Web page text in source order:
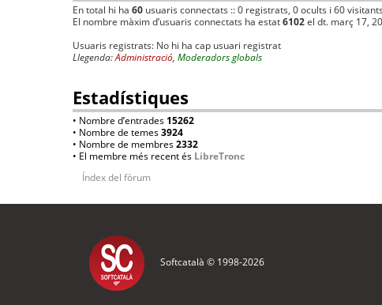
En total hi ha 60 usuaris connectats :: 0 registrats, 0 ocults i 60
El nombre màxim d’usuaris connectats ha estat6102el dt. març 17,
Usuaris registrats: No hi ha cap usuari registrat
Llegenda:Administració, Moderadors globals
Estadístiques
• Nombre d’entrades 15262
• Nombre de temes3924
• Nombre de membres2332
• El membre més recent és LibreTronc
Índex del fòrum
Softcatalà © 1998-2026